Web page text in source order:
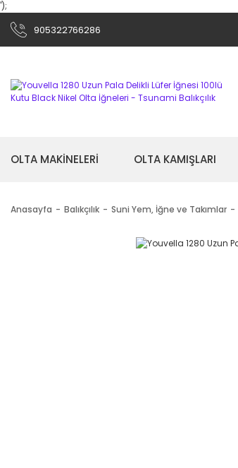
');
905322766286
OLTA MAKİNELERİ OLTA KAMIŞLARI
Anasayfa Balıkçılık Suni Yem, İğne ve Takımlar